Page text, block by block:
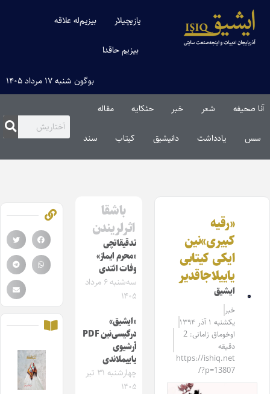
یازیچیلار بیزیم‌له علاقه
بیزیم حاقدا
بوگون شنبه ۱۷ مرداد ۱۴۰۵
آنا صحیفه شعر خبر حئکایه مقاله‌
سس یادداشت دانیشیق کیتاب سند
«رقیه
کبیری»‌نین
ایکی کیتابی
یاییلاجاقدیر
ایشیق
خبر
یکشنبه ۱ آذر ۱۳۹۴
اوخوماق زامانی: 2
دقیقه
https://ishiq.net
/?p=13807
باشقا
اثرلریندن
تدقیقاتچی
«محرم ایماز»
وفات ائتدی
سه‌شنبه ۶ مرداد
۱۴۰۵
«ایشیق»
درگیسی‌نین PDF
آرشیوی
یاییملاندی
چهارشنبه ۳۱ تیر
۱۴۰۵